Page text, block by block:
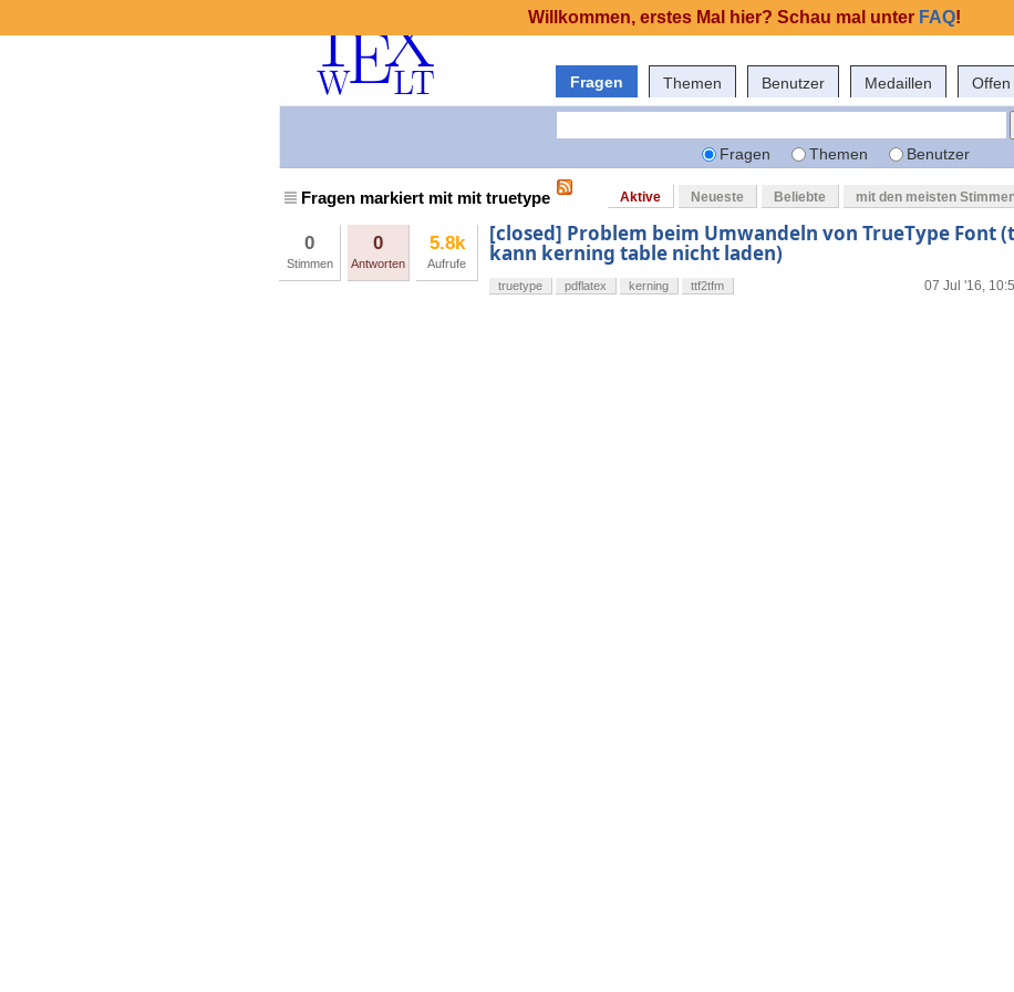
Fragen Themen Benutzer Medaillen Offen
Fragen Themen Benutzer
Fragen markiert mit mit truetype Aktive Neueste Beliebte mit den meisten
0
Stimmen
0
Antworten
5.8k
Aufrufe
[closed] Problem beim Umwandeln von TrueType Font
kann kerning table nicht laden)
07 Jul '16,
truetype pdflatex kerning ttf2tfm
Willkommen, erstes Mal hier? Schau mal unter FAQ!